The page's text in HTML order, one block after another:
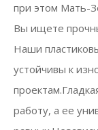
при этом Мать-
Вы ищете
Наши
устойчивы к
работу, а ее